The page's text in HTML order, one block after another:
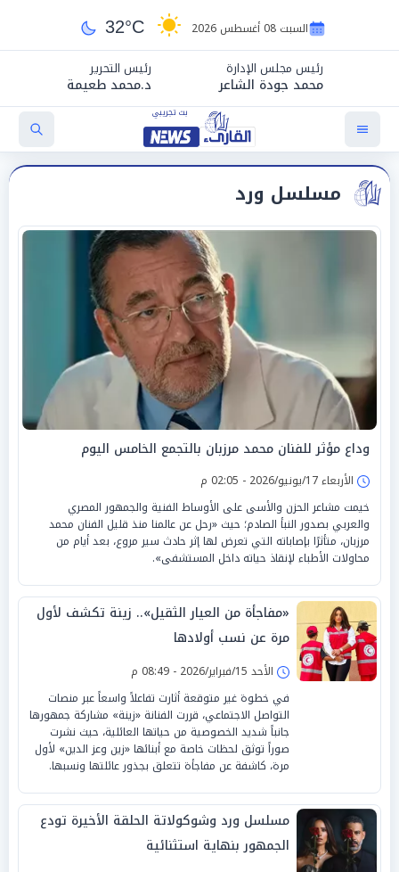
السبت 08 أغسطس 2026 32°C
رئيس مجلس الإدارة
محمد جودة الشاعر
رئيس التحرير
د.محمد طعيمة
مسلسل ورد
وداع مؤثر للفنان محمد مرزبان بالتجمع الخامس اليوم
الأربعاء 17/يونيو/2026 - 02:05 م
خيمت مشاعر الحزن والأسى على الأوساط الفنية والجمهور المصري
والعربي بصدور النبأ الصادم؛ حيث «رحل عن عالمنا منذ قليل الفنان محمد
مرزبان، متأثرًا بإصاباته التي تعرض لها إثر حادث سير مروع، بعد أيام من
محاولات الأطباء لإنقاذ حياته داخل المستشفى».
«مفاجأة من العيار الثقيل».. زينة تكشف لأول
مرة عن نسب أولادها
الأحد 15/فبراير/2026 - 08:49 م
في خطوة غير متوقعة أثارت تفاعلاً واسعاً عبر منصات
التواصل الاجتماعي، قررت الفنانة «زينة» مشاركة جمهورها
جانباً شديد الخصوصية من حياتها العائلية، حيث نشرت
صوراً توثق لحظات خاصة مع أبنائها «زين وعز الدين» لأول
مرة، كاشفة عن مفاجأة تتعلق بجذور عائلتها ونسبها.
مسلسل ورد وشوكولاتة الحلقة الأخيرة تودع
الجمهور بنهاية استثنائية